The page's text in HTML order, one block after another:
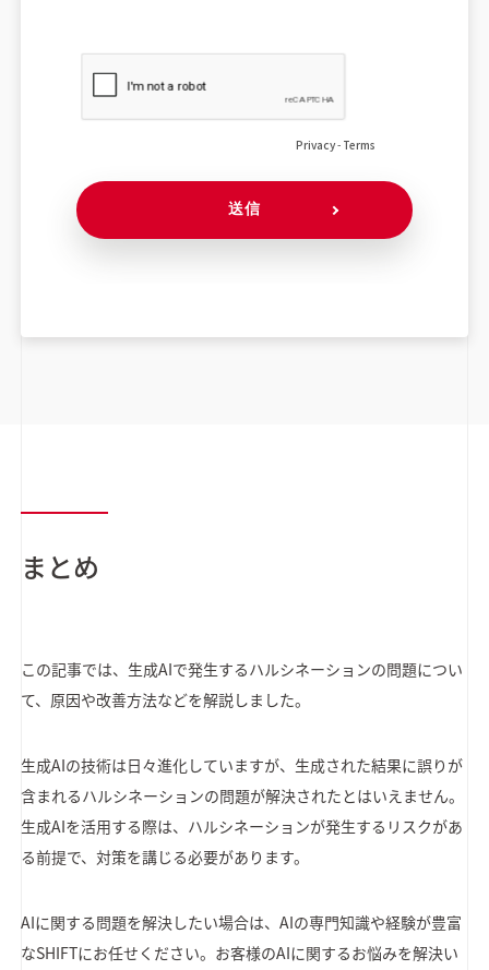
まとめ
この記事では、生成AIで発生するハルシネーションの問題につい
て、原因や改善方法などを解説しました。
生成AIの技術は日々進化していますが、生成された結果に誤りが
含まれるハルシネーションの問題が解決されたとはいえません。
生成AIを活用する際は、ハルシネーションが発生するリスクがあ
る前提で、対策を講じる必要があります。
AIに関する問題を解決したい場合は、AIの専門知識や経験が豊富
なSHIFTにお任せください。お客様のAIに関するお悩みを解決い